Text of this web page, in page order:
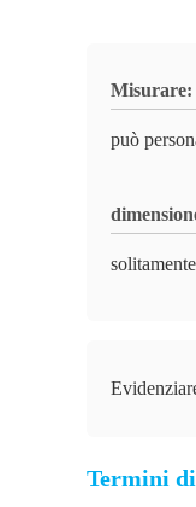
Misurare:
può
Termini di